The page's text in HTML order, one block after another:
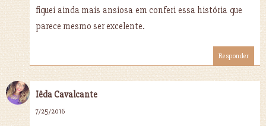
fiquei ainda mais ansiosa em conferi essa história que
parece mesmo ser excelente.
Responder
Iêda Cavalcante
7/25/2016